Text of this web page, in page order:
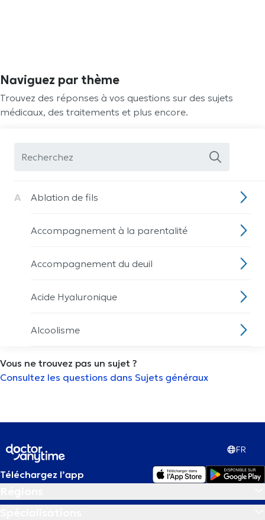
Naviguez par thème
Trouvez des réponses à vos questions sur des sujets
médicaux, des traitements et plus encore.
A Ablation de fils
Accompagnement à la parentalité
Accompagnement du deuil
Acide Hyaluronique
Alcoolisme
Allaitement
Analyse morphostatique
Vous ne trouvez pas un sujet ?
Consultez les questions dans Sujets généraux
FR
Téléchargez l’app